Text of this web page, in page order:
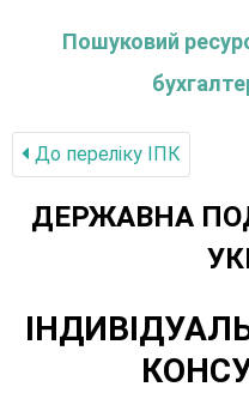
Пошуковий
До переліку IПК
ДЕРЖАВНА